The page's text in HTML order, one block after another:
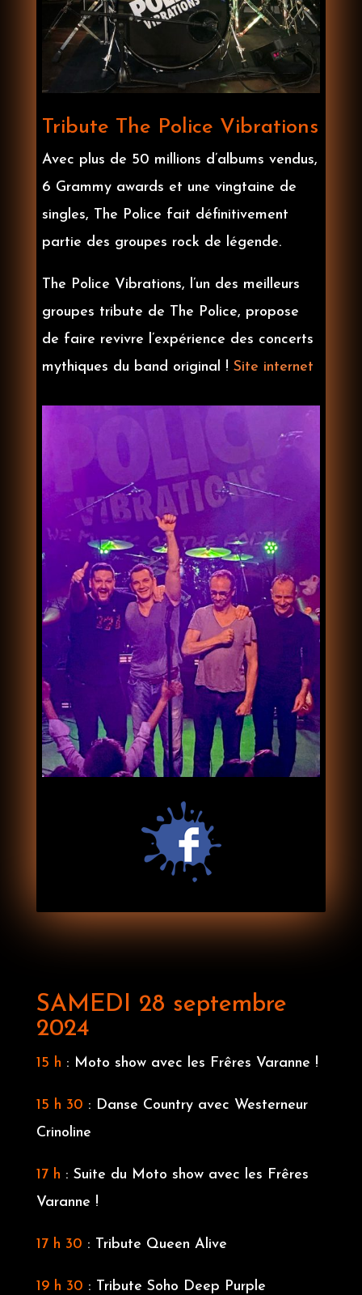
Tribute The Police Vibrations
Avec plus de 50 millions d’albums vendus,
6 Grammy awards et une vingtaine de
singles, The Police fait définitivement
partie des groupes rock de légende.
The Police Vibrations, l’un des meilleurs
groupes tribute de The Police, propose
de faire revivre l’expérience des concerts
mythiques du band original ! Site internet
SAMEDI 28 septembre
2024
15 h : Moto show avec les Frêres Varanne !
15 h 30 : Danse Country avec Westerneur
Crinoline
17 h : Suite du Moto show avec les Frêres
Varanne !
17 h 30 : Tribute Queen Alive
19 h 30 : Tribute Soho Deep Purple